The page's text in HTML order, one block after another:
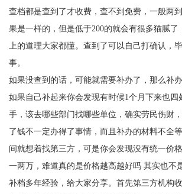
查档都是查到了才收费，查不到免费，一般两
果是一样的，但是低于200的就会有很多猫腻了
上的道理大家都懂。查到了可以自己打确认，
事。
如果没查到的话，可能就需要补办了，那么补
如果自己补起来你会发现有时候1个月下来也四
手，该去哪些部门找哪些单位，确实劳民伤财
了钱不一定办得了事情，而且补办的材料不全
间就想着找第三方，可是你会发现没有统一价
一两万，难道真的是价格越高越好吗 其实也不
补档多年经验，给大家分享。首先第三方机构